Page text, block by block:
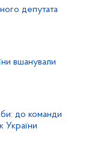
депутата
вшанували
до команди
України